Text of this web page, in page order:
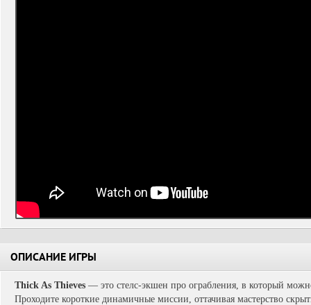
ОПИСАНИЕ ИГРЫ
Thick As Thieves — это стелс-экшен про ограбления, в который
Проходите короткие динамичные миссии, оттачивая мастерство